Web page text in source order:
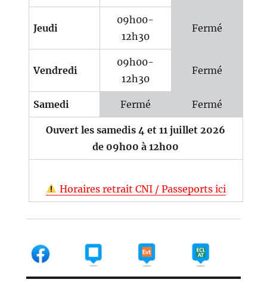
Jeudi
09h00-
12h30
Fermé
Vendredi
09h00-
12h30
Fermé
Samedi Fermé Fermé
Ouvert les samedis 4 et 11 juillet 2026
de 09h00 à 12h00
Horaires retrait CNI / Passeports ici